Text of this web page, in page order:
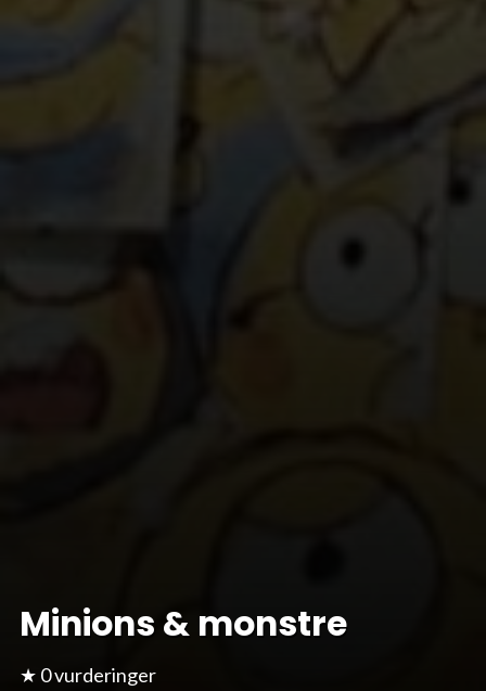
Minions & monstre
★ 0 vurderinger